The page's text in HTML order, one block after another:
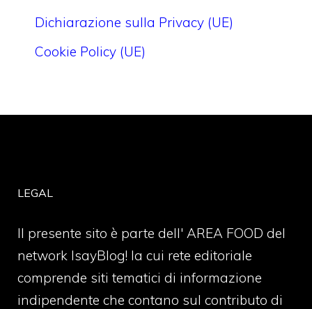
Dichiarazione sulla Privacy (UE)
Cookie Policy (UE)
LEGAL
Il presente sito è parte dell' AREA FOOD del
network IsayBlog! la cui rete editoriale
comprende siti tematici di informazione
indipendente che contano sul contributo di